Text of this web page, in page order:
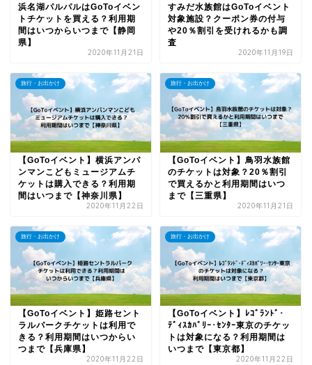
浜名湖パルパルはGoToイベン
トチケットを買える？利用期
間はいつからいつまで【静岡
県】
2020年11月21日
すみだ水族館はGoToイベント
対象施設？クーポン券の付与
や20％割引を受けれるかも調
査
2020年11月19日
旅行・お出かけ
【GoToイベント】横浜アンパ
ンマンこどもミュージアムチ
ケットは購入できる？利用期
間はいつまで【神奈川県】
2020年11月22日
旅行・お出かけ
【GoToイベント】鳥羽水族館
のチケットは対象？20％割引
で買えるかと利用期間はいつ
まで【三重県】
2020年11月21日
旅行・お出かけ
【GoToイベント】姫路セント
ラルパークチケットは利用で
きる？利用期間はいつからい
つまで【兵庫県】
2020年11月22日
旅行・お出かけ
【GoToイベント】ﾚｺﾞﾗﾝﾄﾞ･
ﾃﾞｨｽｶﾊﾞﾘｰ･ｾﾝﾀｰ東京のチケッ
トは対象になる？利用期間は
いつまで【東京都】
2020年11月22日